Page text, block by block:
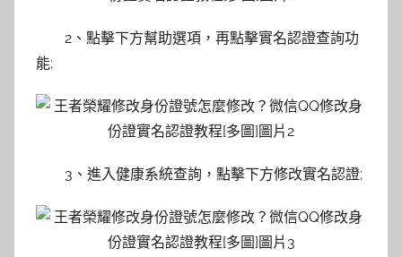
2、點擊下方幫助選項，再點擊實名認證查詢功
能;
3、進入健康系統查詢，點擊下方修改實名認證;